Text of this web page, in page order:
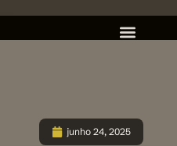
junho 24, 2025